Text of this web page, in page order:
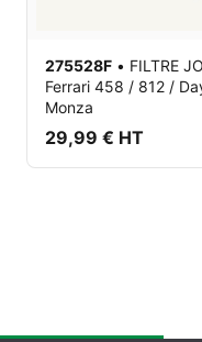
275528F • FILTRE
Ferrari 458 / 812 /
Monza
29,99 € HT